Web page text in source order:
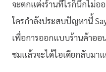
จะตกแต่งร้านทีไรก็นึกไม่
ใครกำลังประสบปัญหานี้
เพื่อการออกแบบร้านค้าออ
ชมแล้วจะได้ไอเดียกลับมา